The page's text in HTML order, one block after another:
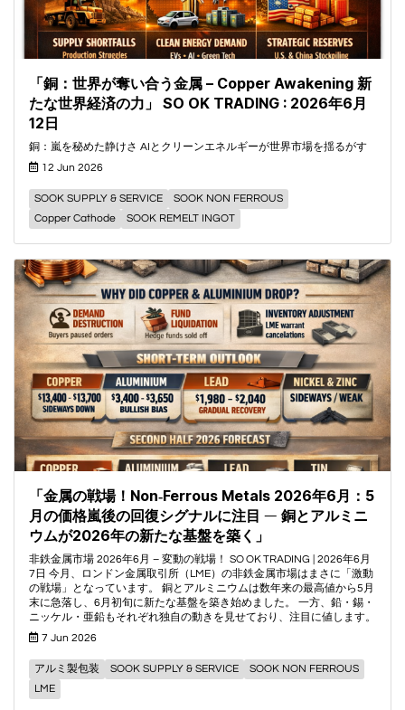
「銅：世界が奪い合う金属 – Copper Awakening 新
たな世界経済の力」 SO OK TRADING : 2026年6月
12日
銅：嵐を秘めた静けさ AIとクリーンエネルギーが世界市場を揺るがす
12 Jun 2026
SOOK SUPPLY & SERVICE
SOOK NON FERROUS
Copper Cathode
SOOK REMELT INGOT
「金属の戦場！Non‑Ferrous Metals 2026年6月：5
月の価格嵐後の回復シグナルに注目 ― 銅とアルミニ
ウムが2026年の新たな基盤を築く」
非鉄金属市場 2026年6月 – 変動の戦場！ SO OK TRADING | 2026年6月
7日 今月、ロンドン金属取引所（LME）の非鉄金属市場はまさに「激動
の戦場」となっています。 銅とアルミニウムは数年来の最高値から5月
末に急落し、6月初旬に新たな基盤を築き始めました。 一方、鉛・錫・
ニッケル・亜鉛もそれぞれ独自の動きを見せており、注目に値します。
7 Jun 2026
アルミ製包装 SOOK SUPPLY & SERVICE
SOOK NON FERROUS
LME